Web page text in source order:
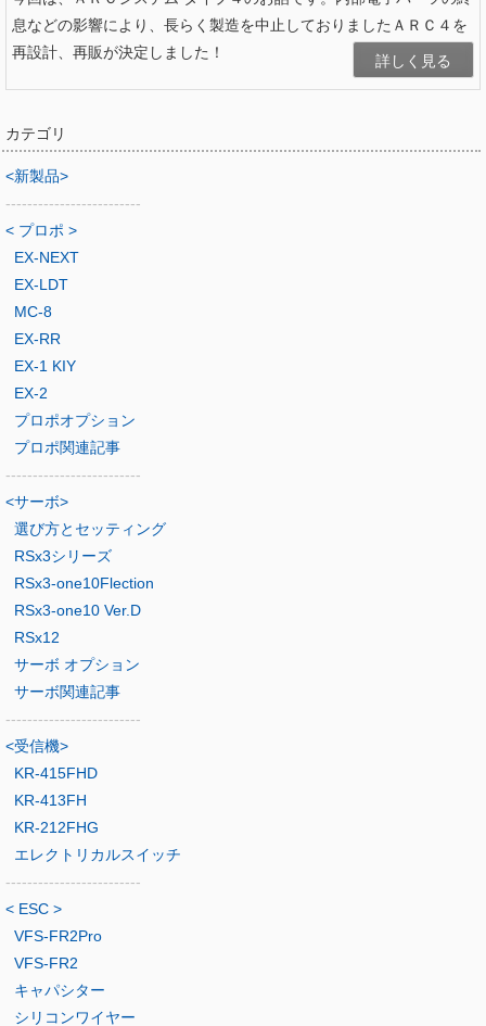
息などの影響により、長らく製造を中止しておりましたＡＲＣ４を
再設計、再販が決定しました！
詳しく見る
カテゴリ
<新製品>
-------------------------
< プロポ >
EX-NEXT
EX-LDT
MC-8
EX-RR
EX-1 KIY
EX-2
プロポオプション
プロポ関連記事
-------------------------
<サーボ>
選び方とセッティング
RSx3シリーズ
RSx3-one10Flection
RSx3-one10 Ver.D
RSx12
サーボ オプション
サーボ関連記事
-------------------------
<受信機>
KR-415FHD
KR-413FH
KR-212FHG
エレクトリカルスイッチ
-------------------------
< ESC >
VFS-FR2Pro
VFS-FR2
キャパシター
シリコンワイヤー